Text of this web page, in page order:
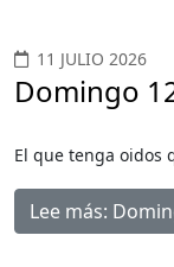
11 JULIO 2026
Domingo
El que tenga
Lee más: